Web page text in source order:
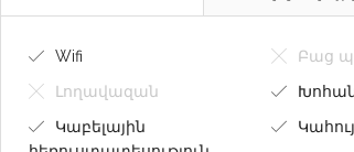
Wifi Բաց
Լողավազան
Կաբելային